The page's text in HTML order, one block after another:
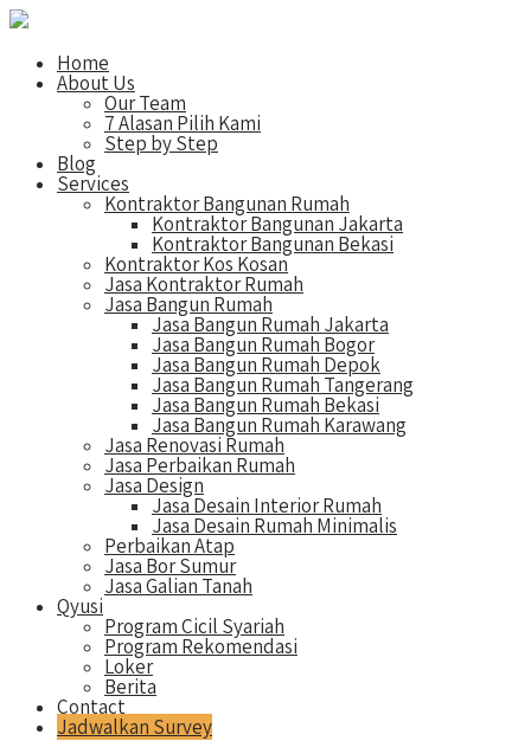
Home
About Us
Our Team
7 Alasan Pilih Kami
Step by Step
Blog
Services
Kontraktor Bangunan Rumah
Kontraktor Bangunan Jakarta
Kontraktor Bangunan Bekasi
Kontraktor Kos Kosan
Jasa Kontraktor Rumah
Jasa Bangun Rumah
Jasa Bangun Rumah Jakarta
Jasa Bangun Rumah Bogor
Jasa Bangun Rumah Depok
Jasa Bangun Rumah Tangerang
Jasa Bangun Rumah Bekasi
Jasa Bangun Rumah Karawang
Jasa Renovasi Rumah
Jasa Perbaikan Rumah
Jasa Design
Jasa Desain Interior Rumah
Jasa Desain Rumah Minimalis
Perbaikan Atap
Jasa Bor Sumur
Jasa Galian Tanah
Qyusi
Program Cicil Syariah
Program Rekomendasi
Loker
Berita
Contact
Jadwalkan Survey